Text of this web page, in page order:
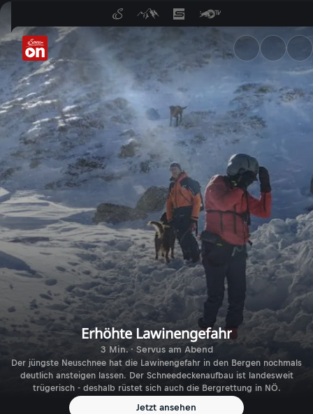
Erhöhte Lawinengefahr -
Erhöhte Lawinengefahr
3 Min. · Servus am Abend
Der jüngste Neuschnee hat die Lawinengefahr in den Bergen nochmals
deutlich ansteigen lassen. Der Schneedeckenaufbau ist landesweit
trügerisch - deshalb rüstet sich auch die Bergrettung in NÖ.
Jetzt ansehen